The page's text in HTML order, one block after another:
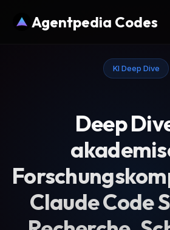
Agentpedia Codes
KI Deep Dive
Deep
Claude Code